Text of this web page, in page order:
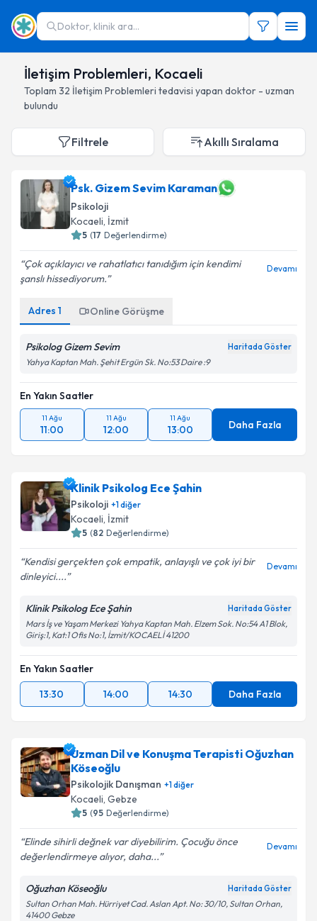
Doktor, klinik ara...
İletişim Problemleri, Kocaeli
Toplam 32 İletişim Problemleri tedavisi yapan doktor - uzman
bulundu
Filtrele Akıllı Sıralama
Psk. Gizem Sevim Karaman
Psikoloji
Kocaeli, İzmit
5 (17 Değerlendirme)
Çok açıklayıcı ve rahatlatıcı tanıdığım için kendimi
şanslı hissediyorum.
Devamı
Adres 1 Online Görüşme
Psikolog Gizem Sevim Haritada Göster
Yahya Kaptan Mah. Şehit Ergün Sk. No:53 Daire :9
En Yakın Saatler
11 Ağu
11:00
11 Ağu
12:00
11 Ağu
13:00 Daha Fazla
Klinik Psikolog Ece Şahin
Psikoloji +1diğer
Kocaeli, İzmit
5 (82 Değerlendirme)
Kendisi gerçekten çok empatik, anlayışlı ve çok iyi bir
dinleyici....
Devamı
Klinik Psikolog Ece Şahin Haritada Göster
Mars İş ve Yaşam Merkezi Yahya Kaptan Mah. Elzem Sok. No:54 A1 Blok,
Giriş:1, Kat:1 Ofis No:1, İzmit/KOCAELİ 41200
En Yakın Saatler
13:30
14:00 14:30 Daha Fazla
Uzman Dil ve Konuşma Terapisti Oğuzhan
Köseoğlu
Psikolojik Danışman +1diğer
Kocaeli, Gebze
5 (95 Değerlendirme)
Elinde sihirli değnek var diyebilirim. Çocuğu önce
değerlendirmeye alıyor, daha...
Devamı
Oğuzhan Köseoğlu Haritada Göster
Sultan Orhan Mah. Hürriyet Cad. Aslan Apt. No: 30/10, Sultan Orhan,
41400 Gebze